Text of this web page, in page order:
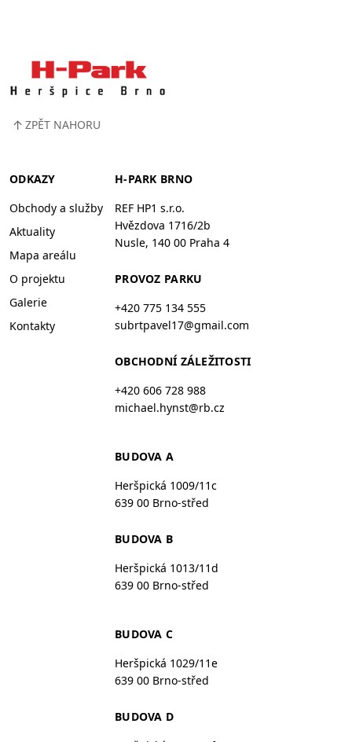
↑ ZPĚT NAHORU
ODKAZY
Obchody a služby
Aktuality
Mapa areálu
O projektu
Galerie
Kontakty
H-PARK BRNO
REF HP1 s.r.o.
Hvězdova 1716/2b
Nusle, 140 00 Praha 4
PROVOZ PARKU
+420 775 134 555
subrtpavel17@gmail.com
OBCHODNÍ ZÁLEŽITOSTI
+420 606 728 988
michael.hynst@rb.cz
BUDOVA A
Heršpická 1009/11c
639 00 Brno-střed
BUDOVA B
Heršpická 1013/11d
639 00 Brno-střed
BUDOVA C
Heršpická 1029/11e
639 00 Brno-střed
BUDOVA D